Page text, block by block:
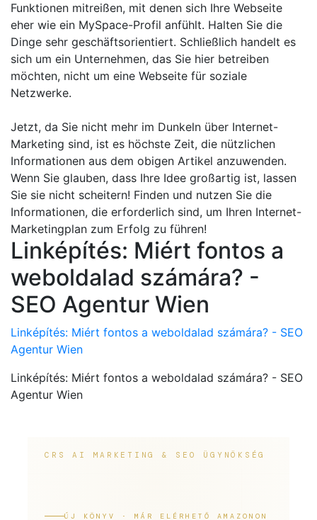
Funktionen mitreißen, mit denen sich Ihre Webseite
eher wie ein MySpace-Profil anfühlt. Halten Sie die
Dinge sehr geschäftsorientiert. Schließlich handelt es
sich um ein Unternehmen, das Sie hier betreiben
möchten, nicht um eine Webseite für soziale
Netzwerke.
Jetzt, da Sie nicht mehr im Dunkeln über Internet-
Marketing sind, ist es höchste Zeit, die nützlichen
Informationen aus dem obigen Artikel anzuwenden.
Wenn Sie glauben, dass Ihre Idee großartig ist, lassen
Sie sie nicht scheitern! Finden und nutzen Sie die
Informationen, die erforderlich sind, um Ihren Internet-
Marketingplan zum Erfolg zu führen!
Linképítés: Miért fontos a
weboldalad számára? -
SEO Agentur Wien
Linképítés: Miért fontos a weboldalad számára? - SEO
Agentur Wien
Linképítés: Miért fontos a weboldalad számára? - SEO
Agentur Wien